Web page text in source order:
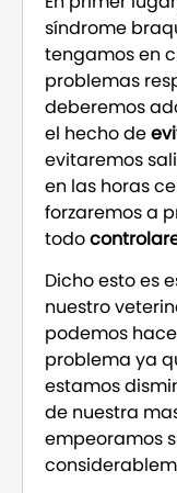
síndrome
tengamos en
problemas
deberemos
el hecho de
evitaremos
en las horas
forzaremos a
todo
Dicho esto es
nuestro
podemos
problema ya
estamos
de nuestra
empeoramos